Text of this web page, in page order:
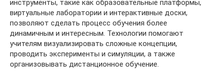
инструменты, такие как образовательные платформы,
виртуальные лаборатории и интерактивные доски,
позволяют сделать процесс обучения более
динамичным и интересным. Технологии помогают
учителям визуализировать сложные концепции,
проводить эксперименты и симуляции, а также
организовывать дистанционное обучение.